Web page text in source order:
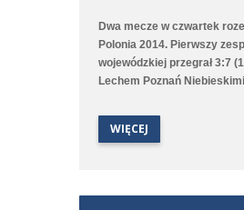
Dwa mecze w czwartek
Polonia 2014. Pierwszy
wojewódzkiej przegrał 3:7
Lechem Poznań
Krawczewski, a jedną
Drugi zespół, który
WIĘCEJ